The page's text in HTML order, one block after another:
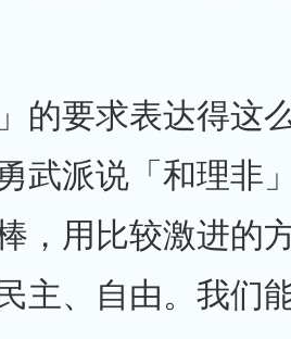
的要求表达得这
武派说「和理非
，用比较激进的
主、自由。我们